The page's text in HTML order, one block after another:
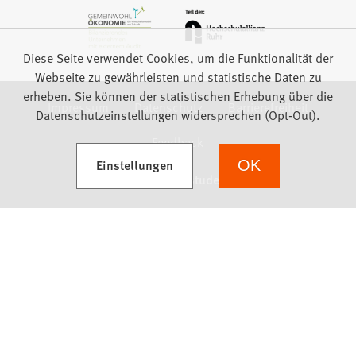
Impressum Datenschutz
Barrierefreiheit
Feedback
Diese Seite verwendet Cookies, um die Funktionalität der
Webseite zu gewährleisten und statistische Daten zu
erheben. Sie können der statistischen Erhebung über die
Datenschutzeinstellungen widersprechen (Opt-Out).
Einstellungen
(Öffnet in einem neuen Tab) OK